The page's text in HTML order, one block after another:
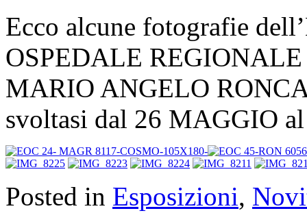
Ecco alcune fotografie
OSPEDALE
MARIO ANGELO
svoltasi dal 26 MAGGIO
Posted in Esposizioni,